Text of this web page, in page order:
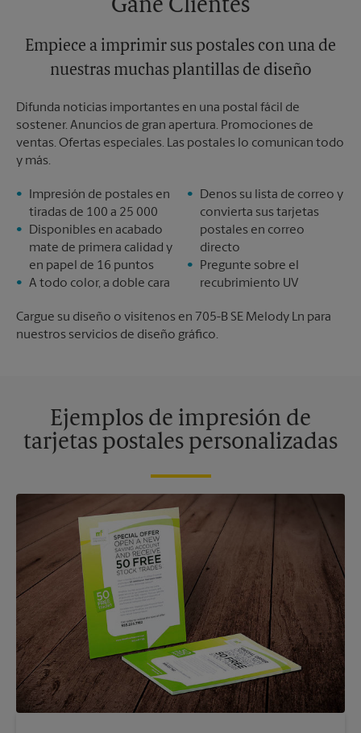
Gane Clientes
Empiece a imprimir sus postales con una de
nuestras muchas plantillas de diseño
Difunda noticias importantes en una postal fácil de
sostener. Anuncios de gran apertura. Promociones de
ventas. Ofertas especiales. Las postales lo comunican todo
y más.
Impresión de postales en
tiradas de 100 a 25 000
Disponibles en acabado
mate de primera calidad y
en papel de 16 puntos
A todo color, a doble cara
Denos su lista de correo y
convierta sus tarjetas
postales en correo
directo
Pregunte sobre el
recubrimiento UV
Cargue su diseño o visítenos en 705-B SE Melody Ln para
nuestros servicios de diseño gráfico.
Ejemplos de impresión de
tarjetas postales personalizadas